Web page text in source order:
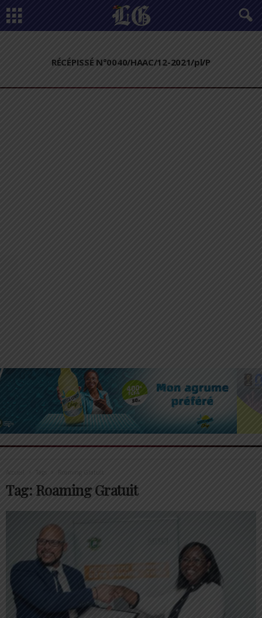
RÉCÉPISSÉ N°0040/HAAC/12-2021/pl/P
Tags Roaming Gratuit
Tag: Roaming Gratuit